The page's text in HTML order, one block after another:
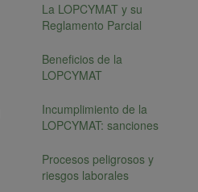
La LOPCYMAT y su
Reglamento Parcial
Beneficios de la
LOPCYMAT
Incumplimiento de la
LOPCYMAT: sanciones
Procesos peligrosos y
riesgos laborales